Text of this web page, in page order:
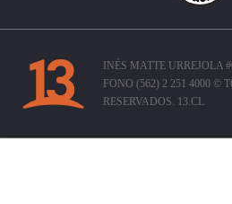
INÉS MATTE URREJOLA
FONO (562) 2 251 4000 ©
RESERVADOS. 13.CL